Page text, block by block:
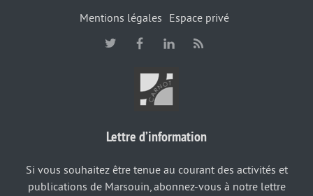
Mentions légales
Espace privé
Lettre d’information
Si vous souhaitez être tenue au courant des activités et
publications de Marsouin, abonnez-vous à notre lettre